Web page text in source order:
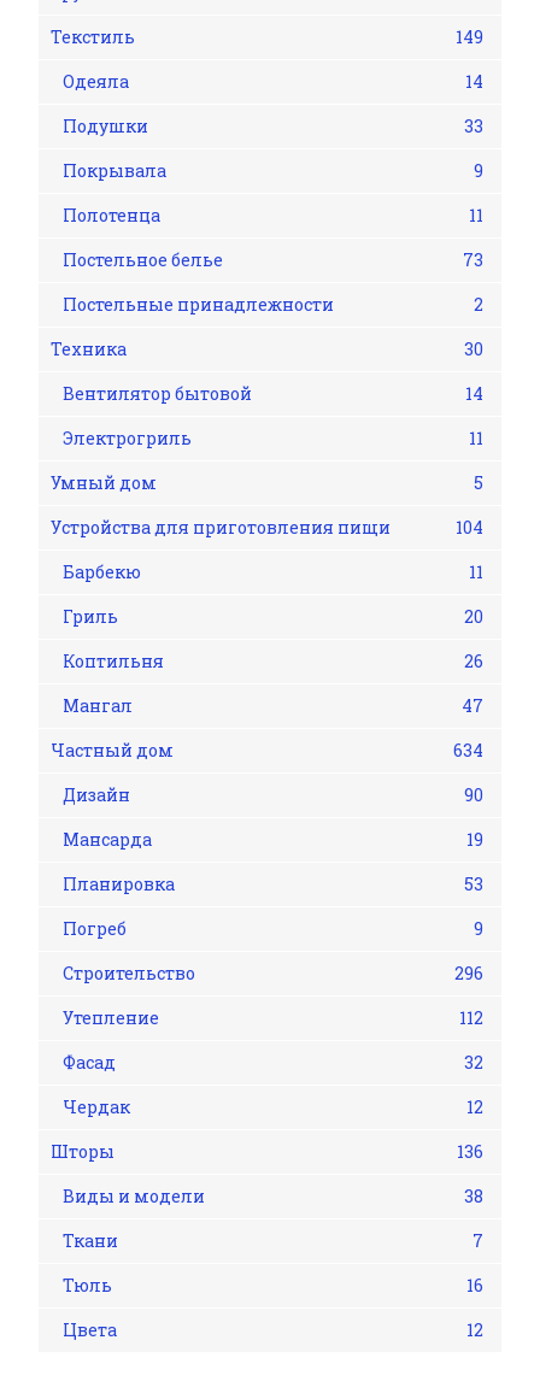
Текстиль
149
Одеяла
14
Подушки
33
Покрывала
9
Полотенца
11
Постельное белье
73
Постельные принадлежности
2
Техника
30
Вентилятор бытовой
14
Электрогриль
11
Умный дом
5
Устройства для приготовления пищи
104
Барбекю
11
Гриль
20
Коптильня
26
Мангал
47
Частный дом
634
Дизайн
90
Мансарда
19
Планировка
53
Погреб
9
Строительство
296
Утепление
112
Фасад
32
Чердак
12
Шторы
136
Виды и модели
38
Ткани
7
Тюль
16
Цвета
12